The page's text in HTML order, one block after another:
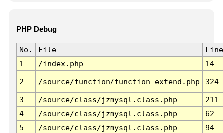
PHP Debug
No. File
Line
1
/index.php 14
2 /source/function/function_extend.php 324
3 /source/class/jzmysql.class.php
211
4
/source/class/jzmysql.class.php
62
5
/source/class/jzmysql.class.php
94